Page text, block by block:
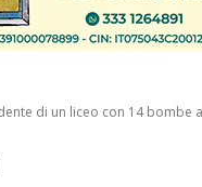
di un liceo con 14 bombe